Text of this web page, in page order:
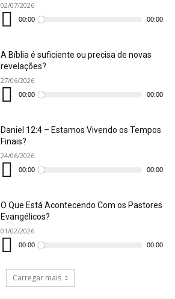
02/07/2026
Tocador
áudio
00:00 00:00
A Bíblia é suficiente ou precisa de novas
revelações?
27/06/2026
Tocador
áudio
00:00 00:00
Daniel 12:4 – Estamos Vivendo os Tempos
Finais?
24/06/2026
Tocador
áudio
00:00 00:00
O Que Está Acontecendo Com os Pastores
Evangélicos?
01/02/2026
Tocador
áudio
00:00 00:00
Carregar mais